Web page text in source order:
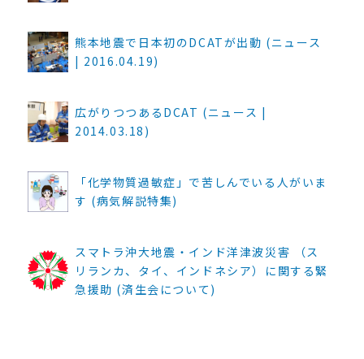
熊本地震で日本初のDCATが出動 (ニュース
| 2016.04.19)
広がりつつあるDCAT (ニュース |
2014.03.18)
「化学物質過敏症」で苦しんでいる人がいま
す (病気解説特集)
スマトラ沖大地震・インド洋津波災害 （ス
リランカ、タイ、インドネシア）に関する緊
急援助 (済生会について)